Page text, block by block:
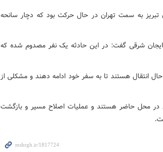
تبریز به سمت تهران در حال حرکت بود که دچار سانحه
شرقی گفت: در این حادثه یک نفر مصدوم شده که
انتقال هستند تا به سفر خود ادامه دهند و مشکلی از
در محل حاضر هستند و عملیات اصلاح مسیر و بازگشت